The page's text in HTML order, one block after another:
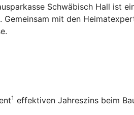
Schwäbisch Hall ist
Gemeinsam mit den
1 effektiven Jahreszins beim